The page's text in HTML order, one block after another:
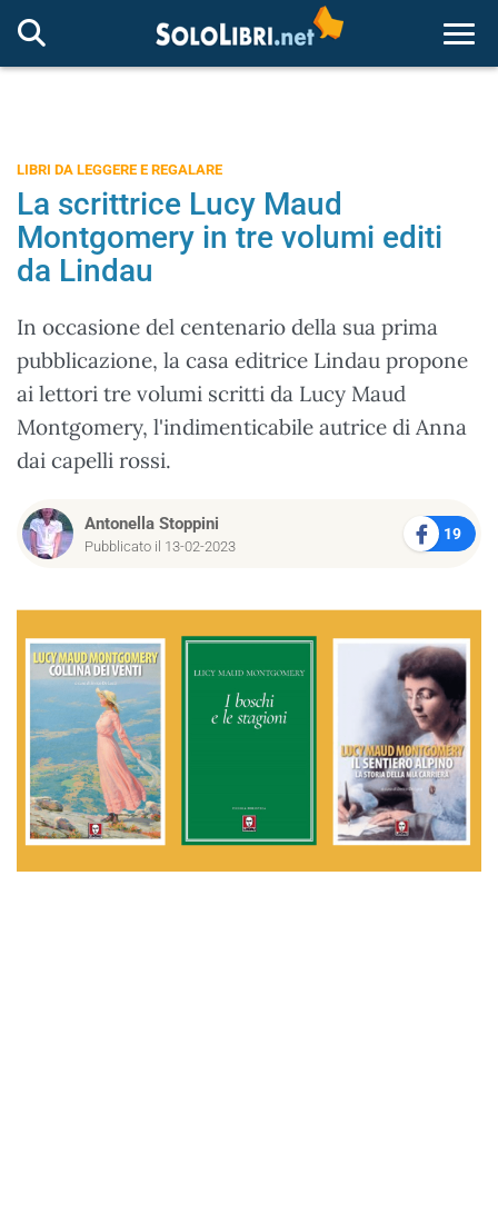
LIBRI DA LEGGERE E REGALARE
La scrittrice Lucy Maud
Montgomery in tre volumi editi
da Lindau
In occasione del centenario della sua prima
pubblicazione, la casa editrice Lindau propone
ai lettori tre volumi scritti da Lucy Maud
Montgomery, l'indimenticabile autrice di Anna
dai capelli rossi.
Antonella Stoppini
Pubblicato il 13-02-2023
19